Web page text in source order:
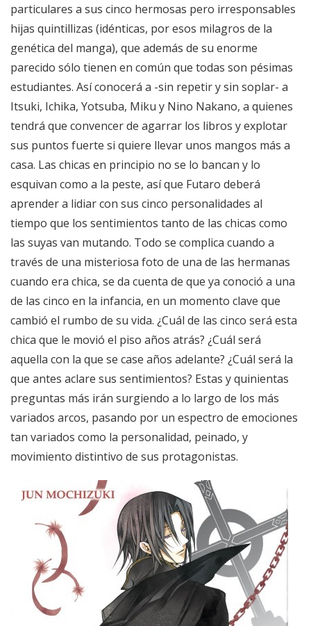
particulares a sus cinco hermosas pero irresponsables
hijas quintillizas (idénticas, por esos milagros de la
genética del manga), que además de su enorme
parecido sólo tienen en común que todas son pésimas
estudiantes. Así conocerá a -sin repetir y sin soplar- a
Itsuki, Ichika, Yotsuba, Miku y Nino Nakano, a quienes
tendrá que convencer de agarrar los libros y explotar
sus puntos fuerte si quiere llevar unos mangos más a
casa. Las chicas en principio no se lo bancan y lo
esquivan como a la peste, así que Futaro deberá
aprender a lidiar con sus cinco personalidades al
tiempo que los sentimientos tanto de las chicas como
las suyas van mutando. Todo se complica cuando a
través de una misteriosa foto de una de las hermanas
cuando era chica, se da cuenta de que ya conoció a una
de las cinco en la infancia, en un momento clave que
cambió el rumbo de su vida. ¿Cuál de las cinco será esta
chica que le movió el piso años atrás? ¿Cuál será
aquella con la que se case años adelante? ¿Cuál será la
que antes aclare sus sentimientos? Estas y quinientas
preguntas más irán surgiendo a lo largo de los más
variados arcos, pasando por un espectro de emociones
tan variados como la personalidad, peinado, y
movimiento distintivo de sus protagonistas.